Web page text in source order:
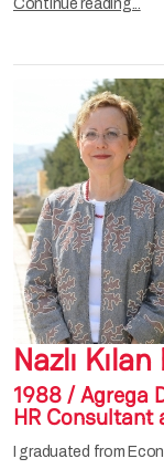
Continue reading...
Nazlı
1988 / Agrega
HR Consultant
I graduated from